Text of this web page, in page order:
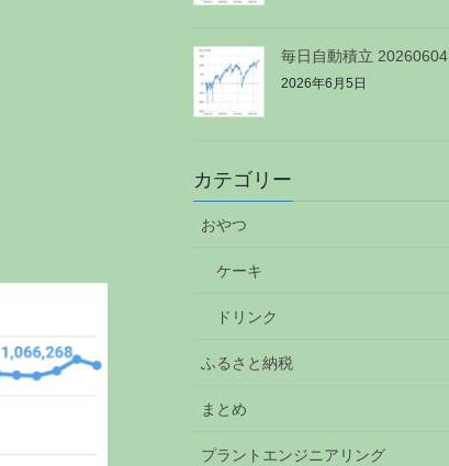
毎日自動積立 20260604
2026年6月5日
カテゴリー
おやつ
ケーキ
ドリンク
ふるさと納税
まとめ
プラントエンジニアリング